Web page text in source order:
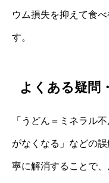
ウム損失を抑えて食
す。
よくある疑問
「うどん＝ミネラル
がなくなる」などの
寧に解消することで